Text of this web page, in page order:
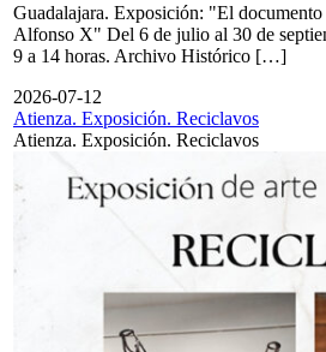
Guadalajara. Exposición: "El
Alfonso X" Del 6 de julio al 30 de
9 a 14 horas. Archivo Histórico […]
2026-07-12
Atienza. Exposición. Reciclavos
Atienza. Exposición. Reciclavos